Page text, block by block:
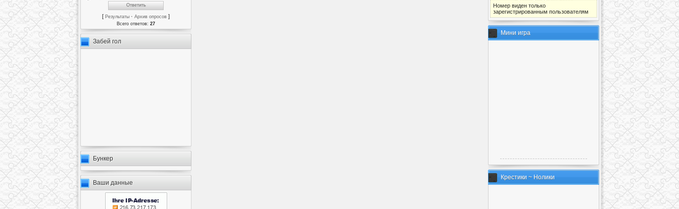
[ Результаты · Архив опросов ]
Всего ответов: 27
Забей гол
Бункер
Ваши данные
Номер виден только
зарегистрированным пользователям
Мини игра
Крестики ~ Нолики